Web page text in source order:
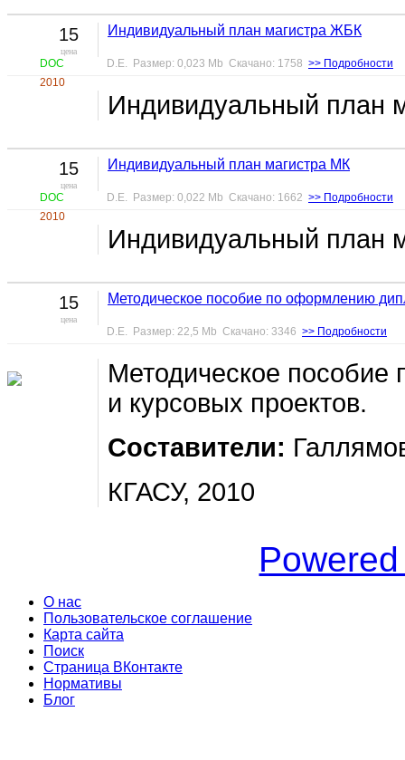
15
цена
DOC
2010
Индивидуальный план магистра ЖБК
D.E. Размер: 0,023 Mb Скачано: 1758 >> Подробности
Индивидуальный план
15
цена
DOC
2010
Индивидуальный план магистра МК
D.E. Размер: 0,022 Mb Скачано: 1662 >> Подробности
Индивидуальный план
15
цена
Методическое пособие по оформлению
D.E. Размер: 22,5 Mb Скачано: 3346 >> Подробности
Методическое
и курсовых проектов.
Составители:
КГАСУ, 2010
О нас
Пользовательское соглашение
Карта сайта
Поиск
Страница ВКонтакте
Нормативы
Блог